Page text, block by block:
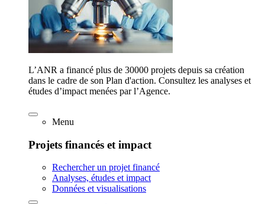
L’ANR a financé plus de 30000 projets depuis sa création
dans le cadre de son Plan d'action. Consultez les analyses et
études d’impact menées par l’Agence.
Menu
Projets financés et impact
Rechercher un projet financé
Analyses, études et impact
Données et visualisations